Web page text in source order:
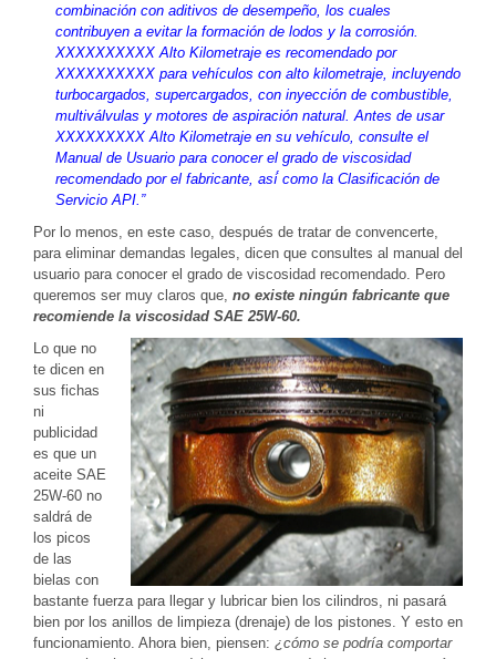
combinación con aditivos de desempeño, los cuales
contribuyen a evitar la formación de lodos y la corrosión.
XXXXXXXXXX Alto Kilometraje es recomendado por
XXXXXXXXXX para vehículos con alto kilometraje, incluyendo
turbocargados, supercargados, con inyección de combustible,
multiválvulas y motores de aspiración natural. Antes de usar
XXXXXXXXX Alto Kilometraje en su vehículo, consulte el
Manual de Usuario para conocer el grado de viscosidad
recomendado por el fabricante, así́ como la Clasificación de
Servicio API.”
Por lo menos, en este caso, después de tratar de convencerte,
para eliminar demandas legales, dicen que consultes al manual del
usuario para conocer el grado de viscosidad recomendado. Pero
queremos ser muy claros que, no existe ningún fabricante que
recomiende la viscosidad SAE 25W-60.
Lo que no
te dicen en
sus fichas
ni
publicidad
es que un
aceite SAE
25W-60 no
saldrá de
los picos
de las
bielas con
bastante fuerza para llegar y lubricar bien los cilindros, ni pasará
bien por los anillos de limpieza (drenaje) de los pistones. Y esto en
funcionamiento. Ahora bien, piensen: ¿cómo se podría comportar